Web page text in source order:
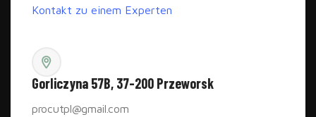
Kontakt zu einem Experten
Gorliczyna 57B, 37-200 Przeworsk
procutpl@gmail.com